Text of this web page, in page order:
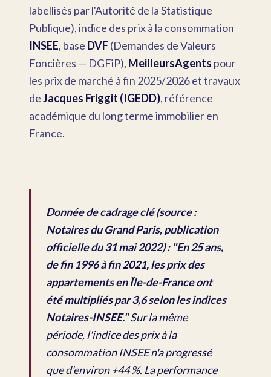
labellisés par l'Autorité de la Statistique
Publique), indice des prix à la consommation
INSEE, base DVF (Demandes de Valeurs
Foncières — DGFiP), MeilleursAgents pour
les prix de marché à fin 2025/2026 et travaux
deJacques Friggit (IGEDD), référence
académique du long terme immobilier en
France.
Donnée de cadrage clé (source :
Notaires du Grand Paris, publication
officielle du 31 mai 2022) : "En 25 ans,
de fin 1996 à fin 2021, les prix des
appartements en Île-de-France ont
été multipliés par 3,6 selon les indices
Notaires-INSEE."Sur la même
période, l'indice des prix à la
consommation INSEE n'a progressé
que d'environ +44 %. La performance